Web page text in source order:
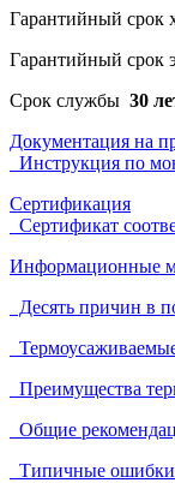
Гарантийный срок
Гарантийный срок
Срок службы 30
Документация на
Инструкция по
Сертификация
Сертификат
Информационные
Десять причин в
Преимущества
Общие
Типичные